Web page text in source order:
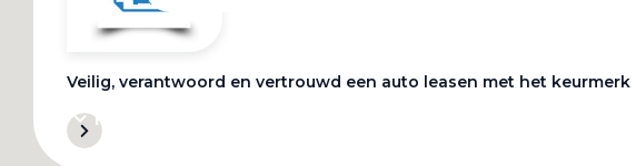
Private Lease
Veilig, verantwoord en vertrouwd een auto leasen met het keurmerk